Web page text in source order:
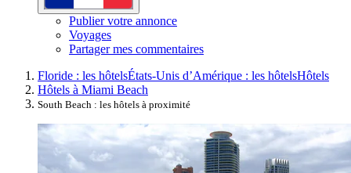
Publier votre annonce
Voyages
Partager mes commentaires
Floride : les hôtelsÉtats-Unis d’Amérique : les hôtelsHôtels
Hôtels à Miami Beach
South Beach : les hôtels à proximité